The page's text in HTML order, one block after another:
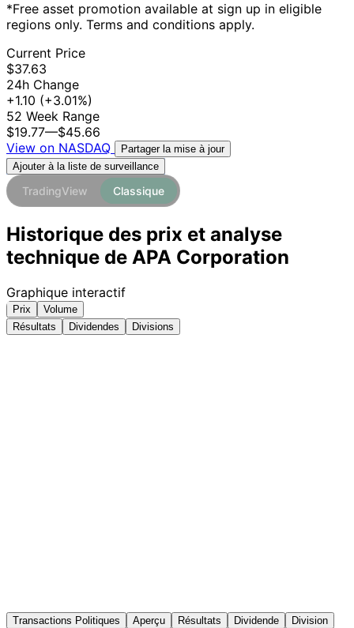
*Free asset promotion available at sign up in eligible
regions only. Terms and conditions apply.
Current Price
$37.63
24h Change
+1.10 (+3.01%)
52 Week Range
$19.77—$45.66
View on NASDAQ
Partager la mise à jour
Ajouter à la liste de surveillance
TradingView Classique
Historique des prix et analyse
technique de APA Corporation
Graphique interactif
Prix
Volume
Résultats
Dividendes Divisions
Transactions Politiques Aperçu Résultats Dividende
Division